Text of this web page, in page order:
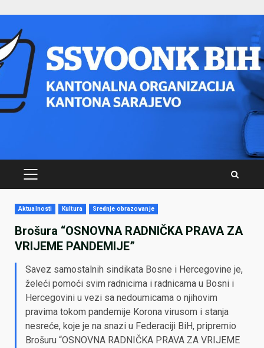
content
PRIMARY
Aktualnosti Kultura Srednje obrazovanje
Brošura “OSNOVNA RADNIČKA PRAVA ZA
VRIJEME PANDEMIJE”
Savez samostalnih sindikata Bosne i Hercegovine je,
želeći pomoći svim radnicima i radnicama u Bosni i
Hercegovini u vezi sa nedoumicama o njihovim
pravima tokom pandemije Korona virusom i stanja
nesreće, koje je na snazi u Federaciji BiH, pripremio
Brošuru “OSNOVNA RADNIČKA PRAVA ZA VRIJEME